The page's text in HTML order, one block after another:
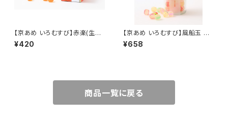
【京あめ いろむすび】赤楽(生姜)
CUBEタイプ（手提げ袋付き）
¥420
【京あめ いろむすび】風船玉 ビ
ン入りタイプ（手提げ袋付き）
¥658
商品一覧に戻る